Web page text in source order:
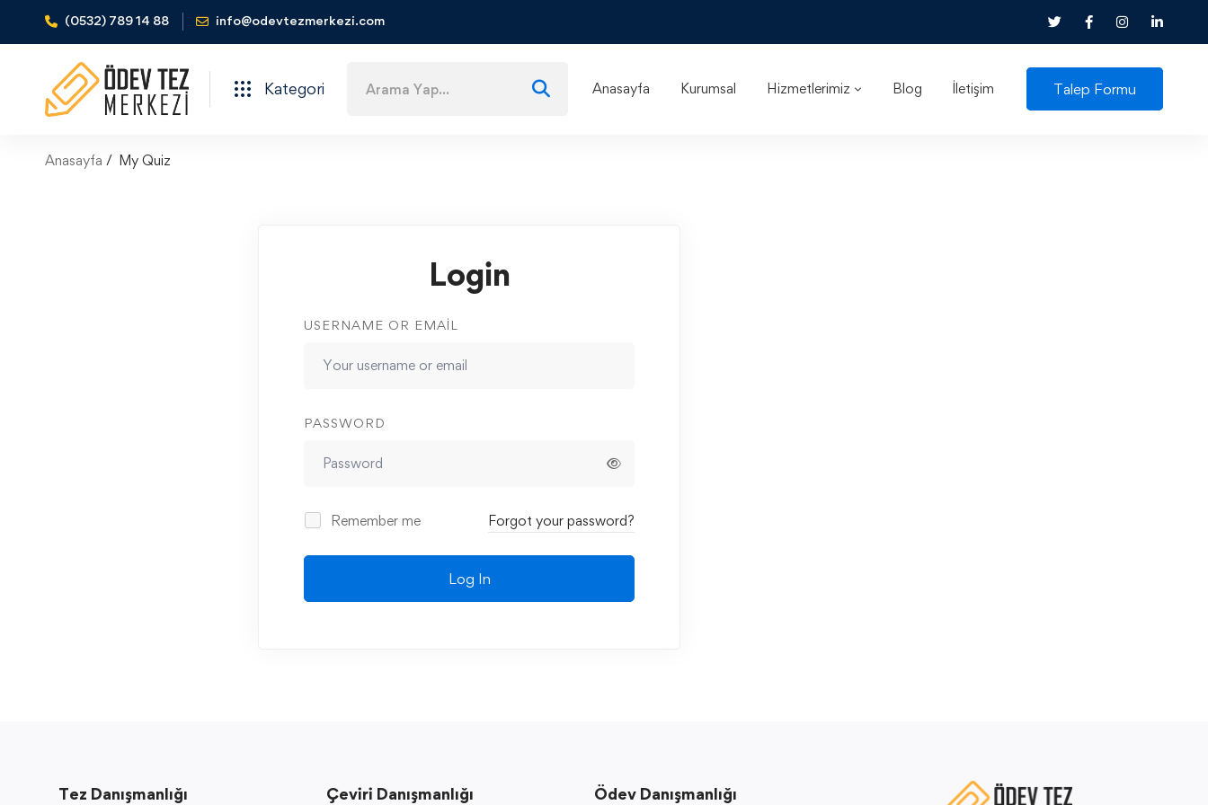
(0532) 789 14 88 info@odevtezmerkezi.com
Kategori Anasayfa Kurumsal Hizmetlerimiz Blog İletişim Talep Formu
Anasayfa My Quiz
Login
USERNAME OR EMAIL
PASSWORD
Remember me Forgot your password?
Log In
Tez Danışmanlığı Çeviri Danışmanlığı Ödev Danışmanlığı